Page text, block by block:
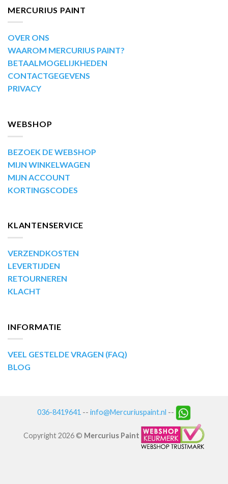
MERCURIUS PAINT
OVER ONS
WAAROM MERCURIUS PAINT?
BETAALMOGELIJKHEDEN
CONTACTGEGEVENS
PRIVACY
WEBSHOP
BEZOEK DE WEBSHOP
MIJN WINKELWAGEN
MIJN ACCOUNT
KORTINGSCODES
KLANTENSERVICE
VERZENDKOSTEN
LEVERTIJDEN
RETOURNEREN
KLACHT
INFORMATIE
VEEL GESTELDE VRAGEN (FAQ)
BLOG
036-8419641 -- info@Mercuriuspaint.nl --
Copyright 2026 © Mercurius Paint